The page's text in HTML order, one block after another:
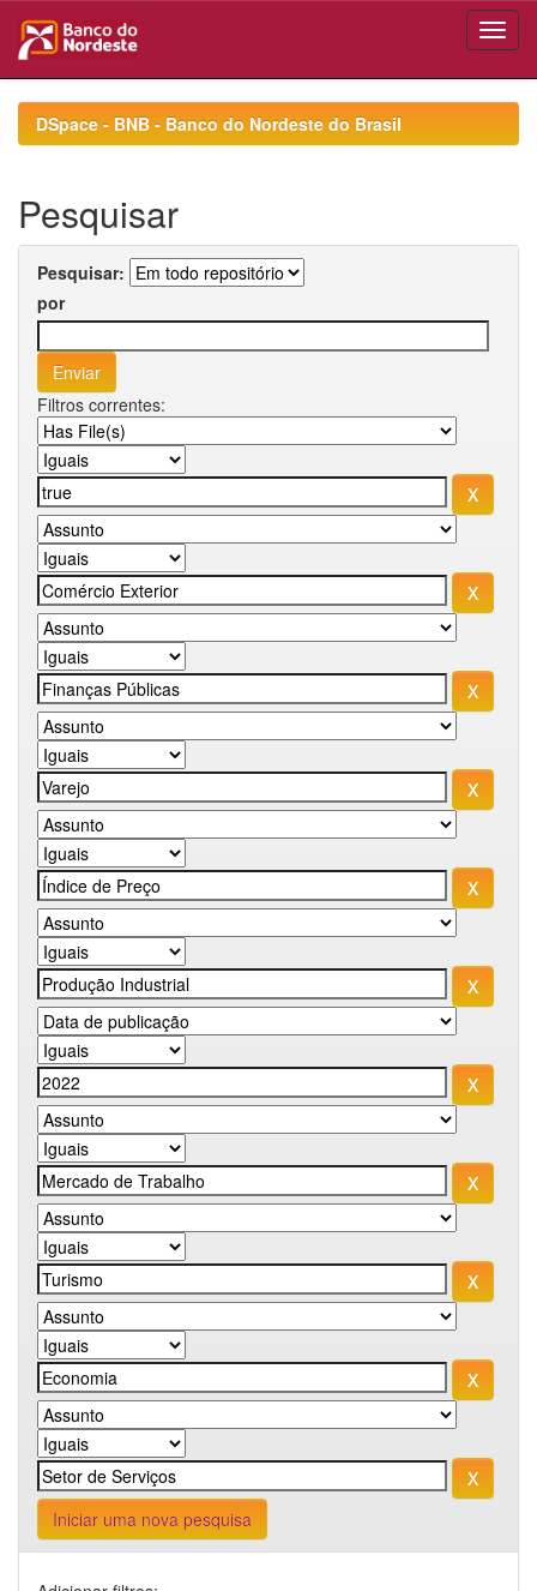
navigationDSpace - BNB - Banco do Nordeste do Brasil
Pesquisar
Pesquisar:
por
Filtros correntes:
Iniciar uma nova pesquisa